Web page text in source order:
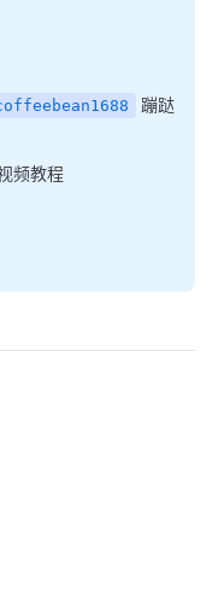
蹦跶
频教程